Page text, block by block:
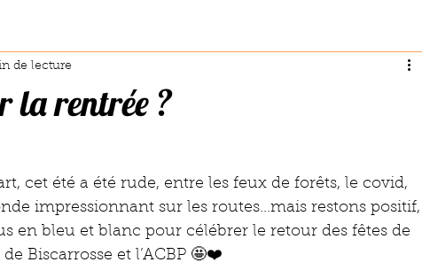
la rentrée ?
de lecture
cet été a été rude, entre les feux de forêts, le covid,
impressionnant sur les routes...mais restons positif,
en bleu et blanc pour célébrer le retour des fêtes de
Biscarrosse et l’ACBP 🤩❤️